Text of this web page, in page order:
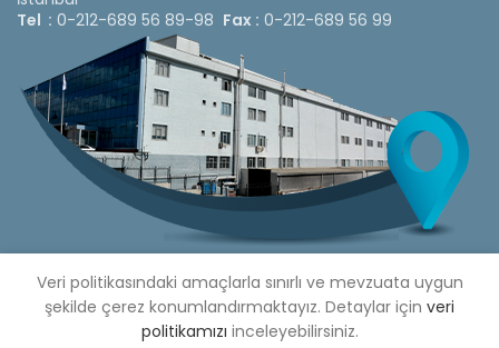
Tel : 0-212-689 56 89-98 Fax : 0-212-689 56 99
Copyright © 2020 Çetinkaya Pano |Çetinkaya Pano Fiyat
Veri politikasındaki amaçlarla sınırlı ve mevzuata uygun
şekilde çerez konumlandırmaktayız. Detaylar için veri
politikamızı inceleyebilirsiniz.